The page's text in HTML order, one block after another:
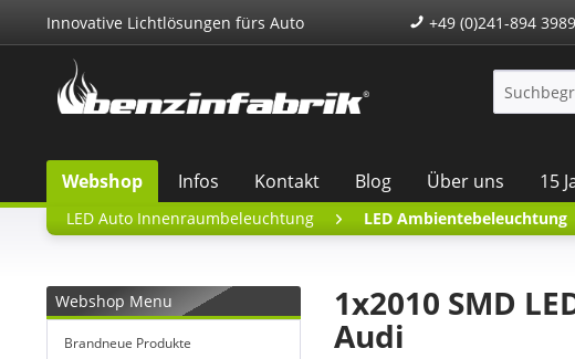
Innovative Lichtlösungen fürs Auto +49 (0)241-894
Webshop Infos Kontakt Blog Über uns 15
LED Auto Innenraumbeleuchtung LED Ambientebeleuchtung
Webshop Menu
Brandneue Produkte
1x2010 SMD
Audi